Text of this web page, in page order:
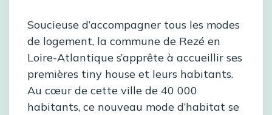
Soucieuse d’accompagner tous les modes
de logement, la commune de Rezé en
Loire-Atlantique s’apprête à accueillir ses
premières tiny house et leurs habitants.
Au cœur de cette ville de 40 000
habitants, ce nouveau mode d’habitat se